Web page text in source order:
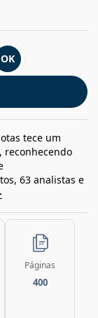
OK
tece um
reconhecendo
63 analistas e
Páginas
400